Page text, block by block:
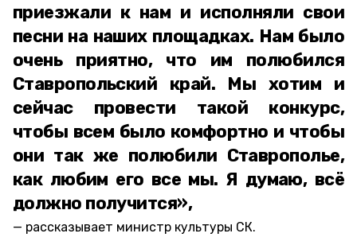
приезжали к нам и исполняли свои
песни на наших площадках. Нам было
очень приятно, что им полюбился
Ставропольский край. Мы хотим и
сейчас провести такой конкурс,
чтобы всем было комфортно и чтобы
они так же полюбили Ставрополье,
как любим его все мы. Я думаю, всё
должно получится»,
рассказывает министр культуры СК.